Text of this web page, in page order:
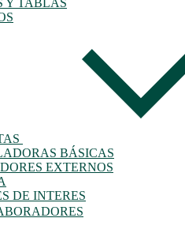
Y TABLAS
BÁSICAS
EXTERNOS
DE INTERESla junta ha sido